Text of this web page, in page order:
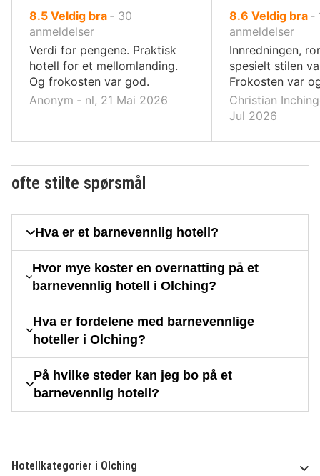
8.5av
10,
Veldig bra ‐ 30
anmeldelser
Verdi for pengene. Praktisk
hotell for et mellomlanding.
Og frokosten var god.
Anonym ‐ nl, 21 Mai 2026
8.6 av
10,
Veldig bra ‐
anmeldelser
Innredningen,
spesielt stilen
Frokosten var
Christian
Jul 2026
ofte stilte spørsmål
Hva er et barnevennlig hotell?
Hvor mye koster en overnatting på et
barnevennlig hotell i Olching?
Hva er fordelene med barnevennlige
hoteller i Olching?
På hvilke steder kan jeg bo på et
barnevennlig hotell?
Hotellkategorier i Olching